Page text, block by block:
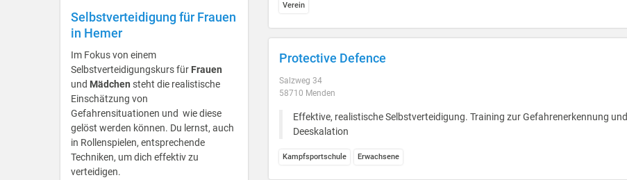
Selbstverteidigung für Frauen
in Hemer
Im Fokus von einem
Selbstverteidigungskurs für Frauen
und Mädchen steht die realistische
Einschätzung von
Gefahrensituationen und wie diese
gelöst werden können. Du lernst, auch
in Rollenspielen, entsprechende
Techniken, um dich effektiv zu
verteidigen.
Verein
Protective Defence
Salzweg 34
58710 Menden
Effektive, realistische Selbstverteidigung. Training zur Gefahrenerkennung und
Deeskalation
Kampfsportschule Erwachsene